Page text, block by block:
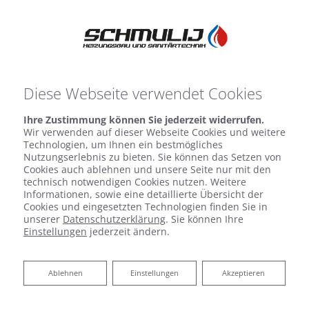
Diese Webseite verwendet Cookies
Ihre Zustimmung können Sie jederzeit widerrufen.
Wir verwenden auf dieser Webseite Cookies und weitere
Technologien, um Ihnen ein bestmögliches
Nutzungserlebnis zu bieten. Sie können das Setzen von
Cookies auch ablehnen und unsere Seite nur mit den
technisch notwendigen Cookies nutzen. Weitere
Informationen, sowie eine detaillierte Übersicht der
Cookies und eingesetzten Technologien finden Sie in
unserer Datenschutzerklärung. Sie können Ihre
Einstellungen jederzeit ändern.
Akzeptieren
Einstellungen
Ablehnen
Ablehnen